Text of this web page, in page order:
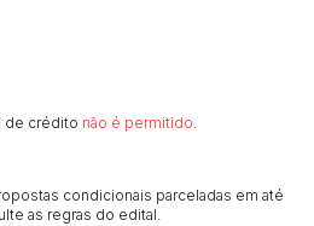
de crédito não é permitido
condicionais parceladas em até
as regras do edital.